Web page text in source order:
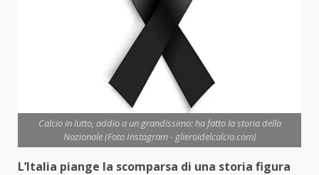
Calcio in lutto, addio a un grandissimo: ha fatto la storia della
Nazionale (Foto Instagram - glieroidelcalcio.com)
L’Italia piange la scomparsa di una storia figura